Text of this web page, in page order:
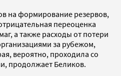
на формирование резервов,
переоценка
а также расходы от потери
за рубежом,
вероятно, проходила со
продолжает Беликов.